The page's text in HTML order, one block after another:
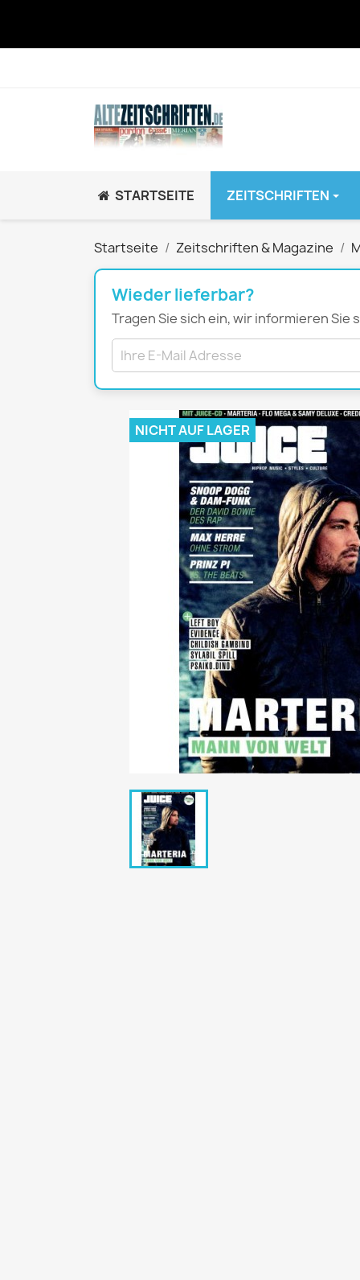
STARTSEITE ZEITSCHRIFTEN
JUGEND /
BRAVO GiRL!
BRAVO
hey!
POP Rocky
Yam!
Bunte
Cicero
Das Magazin
Startseite Zeitschriften & Magazine
Wieder lieferbar?
Tragen Sie sich ein, wir informieren Sie
NICHT AUF LAGER